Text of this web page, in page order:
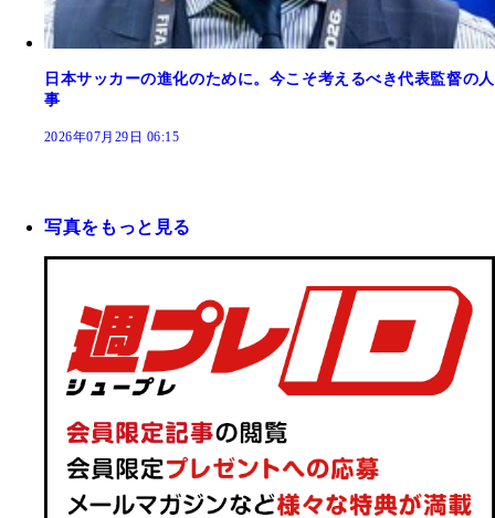
日本サッカーの進化のために。今こそ考えるべき代表監督の人
事
2026年07月29日 06:15
写真をもっと見る